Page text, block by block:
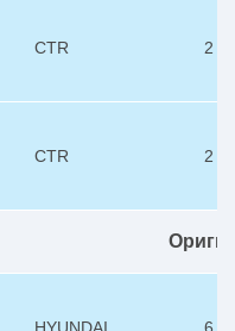
CTR 2
CTR 2